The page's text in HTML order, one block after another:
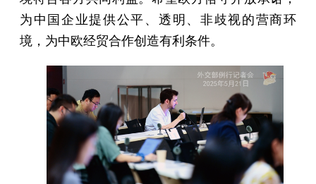
为中国企业提供公平、透明、非歧视的营商环
境，为中欧经贸合作创造有利条件。